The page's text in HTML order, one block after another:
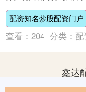
站在场边配资知名炒股
术板攥....
配资知名炒股配资门户
查看： 204 分类： 配
鑫达